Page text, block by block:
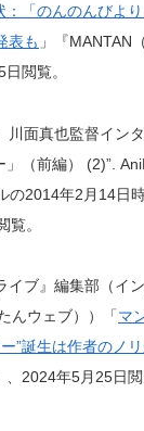
：「のんのんびよ
表も 」『MANTAN
閲覧。
川面真也監督イン
」（前編） (2)”.
の2014年2月14日
覧。
イブ』編集部（イ
んウェブ））「マ
”誕生は作者のノ
2024年5月25日閲